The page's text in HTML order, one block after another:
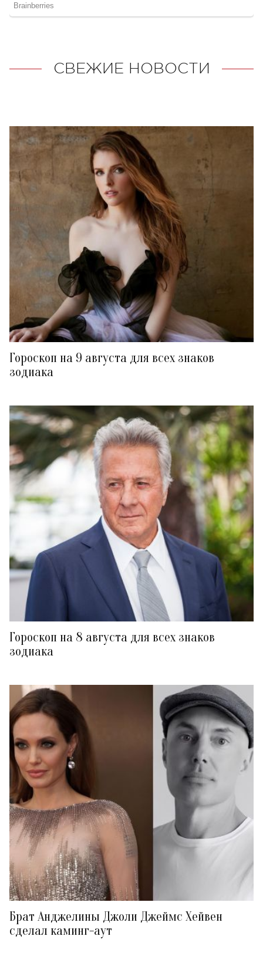
СВЕЖИЕ НОВОСТИ
Гороскоп на 9 августа для всех знаков
зодиака
Гороскоп на 8 августа для всех знаков
зодиака
Брат Анджелины Джоли Джеймс Хейвен
сделал каминг-аут